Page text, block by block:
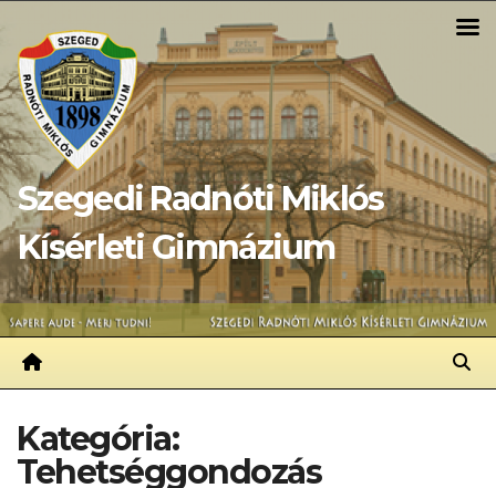
content
Szegedi Radnóti Miklós
Kísérleti Gimnázium
Kategória:
Tehetséggondozás